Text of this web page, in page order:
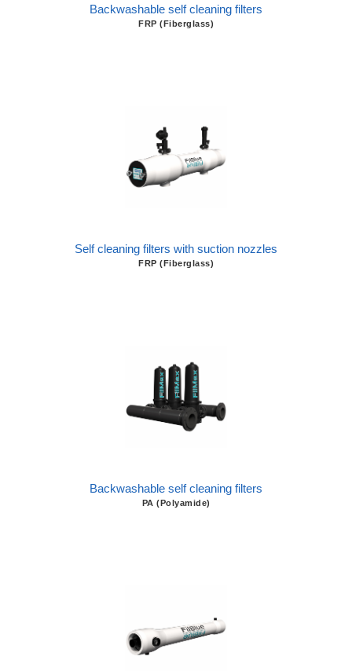
Backwashable self cleaning filters
FRP (Fiberglass)
Self cleaning filters with suction nozzles
FRP (Fiberglass)
Backwashable self cleaning filters
PA (Polyamide)